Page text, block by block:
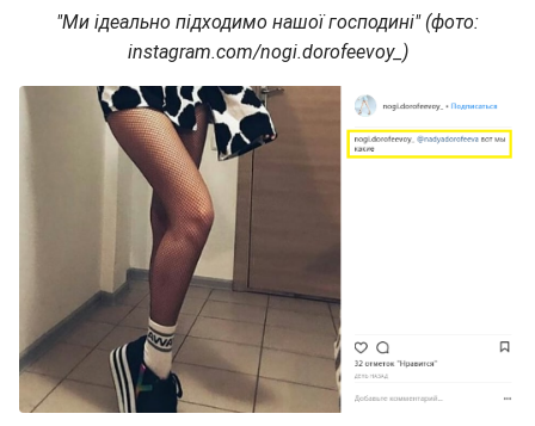
"Ми ідеально підходимо нашої господині" (фото:
instagram.com/nogi.dorofeevoy_)